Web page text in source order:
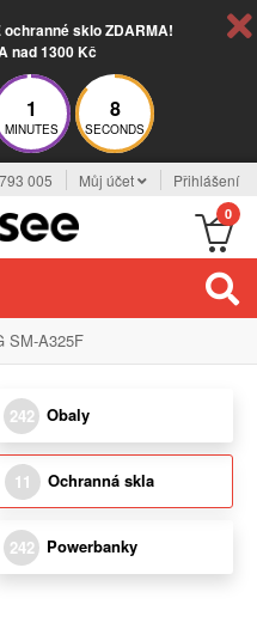
ochranné sklo ZDARMA!
nad 1300 Kč
1
MINUTES
7
SECONDS
005 Můj účet Přihlášení
0
SM-A325F
242 Obaly
11 Ochranná skla
242 Powerbanky